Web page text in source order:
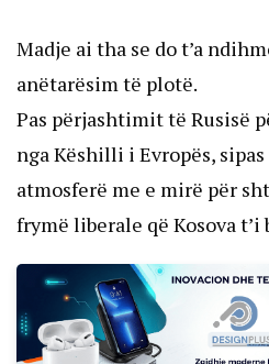
Madje ai tha se do t’a
anëtarësim të plotë.
Pas përjashtimit të Rusisë
nga Këshilli i Evropës,
atmosferë me e mirë për
frymë liberale që Kosova